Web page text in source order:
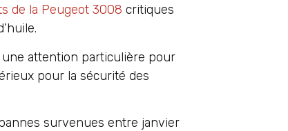
de la Peugeot 3008 critiques
attention particulière pour
pour la sécurité des
survenues entre janvier